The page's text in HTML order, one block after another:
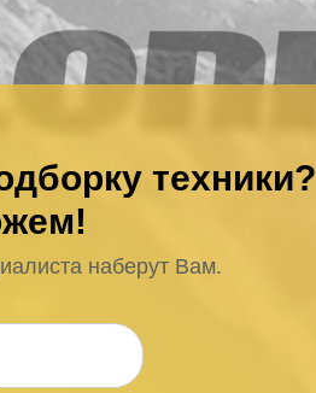
техники?
наберут Вам.